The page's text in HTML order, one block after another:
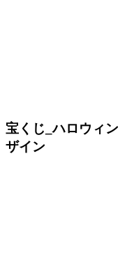
宝くじ_ハロウィ
ザイン